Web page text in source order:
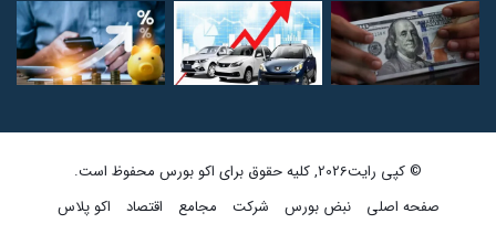
© کپی رایت2026, کلیه حقوق برای اکو بورس محفوظ است.
صفحه اصلی
نبض بورس شرکت مجامع اقتصاد اکو پلاس